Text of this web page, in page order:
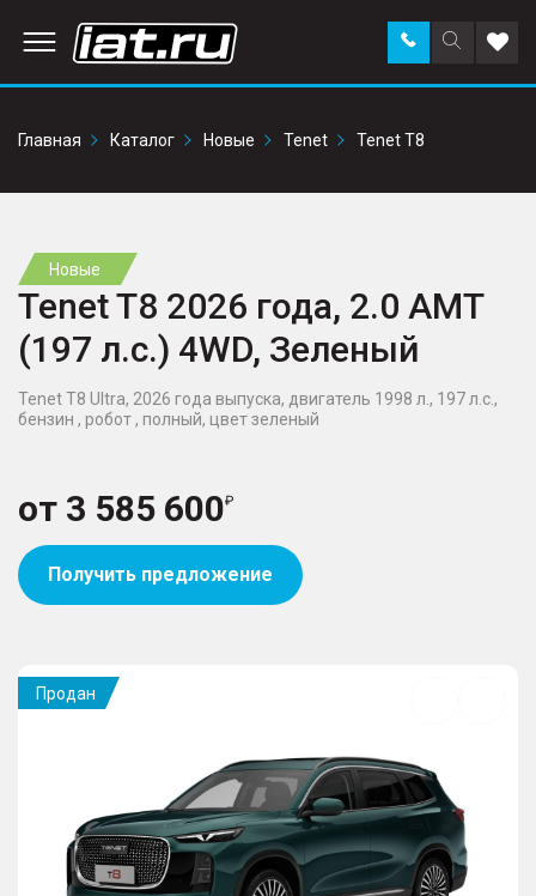
Поиск
по
Заказать
звонок в
Главная
Каталог Новые Tenet Tenet T8
Новые
Tenet T8 2026 года, 2.0 AMT
(197 л.с.) 4WD, Зеленый
Tenet T8 Ultra, 2026 года выпуска, двигатель 1998 л., 197 л.с.,
бензин , робот , полный, цвет зеленый
от 3 585 600
Получить предложение
Продан